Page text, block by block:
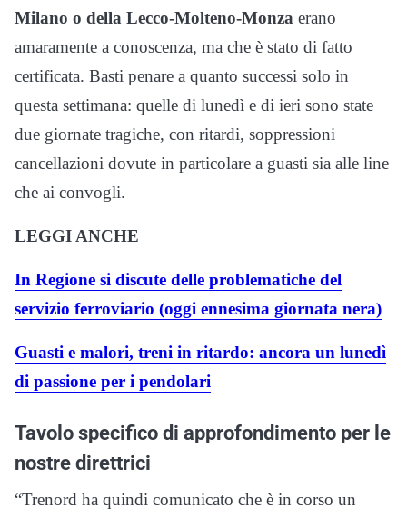
Milano o della Lecco-Molteno-Monza erano
amaramente a conoscenza, ma che è stato di fatto
certificata. Basti penare a quanto successi solo in
questa settimana: quelle di lunedì e di ieri sono state
due giornate tragiche, con ritardi, soppressioni
cancellazioni dovute in particolare a guasti sia alle line
che ai convogli.
LEGGI ANCHE
In Regione si discute delle problematiche del
servizio ferroviario (oggi ennesima giornata nera)
Guasti e malori, treni in ritardo: ancora un lunedì
di passione per i pendolari
Tavolo specifico di approfondimento per le
nostre direttrici
“Trenord ha quindi comunicato che è in corso un